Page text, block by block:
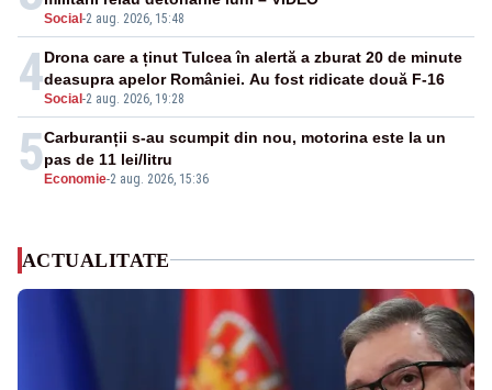
Social-2 aug. 2026, 15:48
4Social-2 aug. 2026, 19:28
Drona care a ținut Tulcea în alertă a zburat 20 de minute
deasupra apelor României. Au fost ridicate două F-16
5Economie-2 aug. 2026, 15:36
Carburanții s-au scumpit din nou, motorina este la un
pas de 11 lei/litru
ACTUALITATE